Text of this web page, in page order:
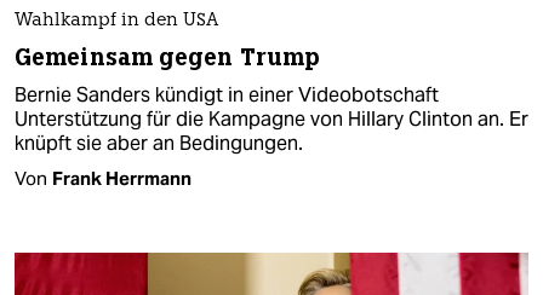
Wahlkampf in den USA
Gemeinsam gegen Trump
Bernie Sanders kündigt in einer Videobotschaft
Unterstützung für die Kampagne von Hillary Clinton an. Er
knüpft sie aber an Bedingungen.
Von Frank Herrmann